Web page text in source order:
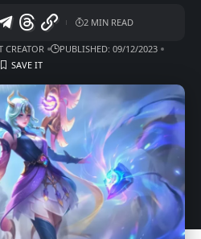
CREATOR PUBLISHED: 09/12/2023
2 MIN READ